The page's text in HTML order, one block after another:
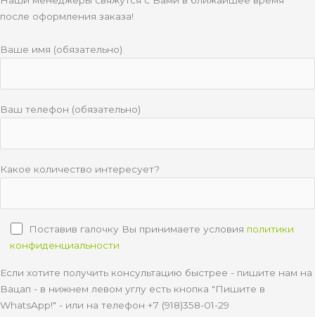
после оформления заказа!
Ваше имя (обязательно)
Ваш телефон (обязательно)
Какое количество интересует?
Поставив галочку Вы принимаете условия политики
конфиденциальности
Если хотите получить консультацию быстрее - пишите нам на
Вацап - в нижнем левом углу есть кнопка "Пишите в
WhatsApp!" - или на телефон +7 (918)358-01-29